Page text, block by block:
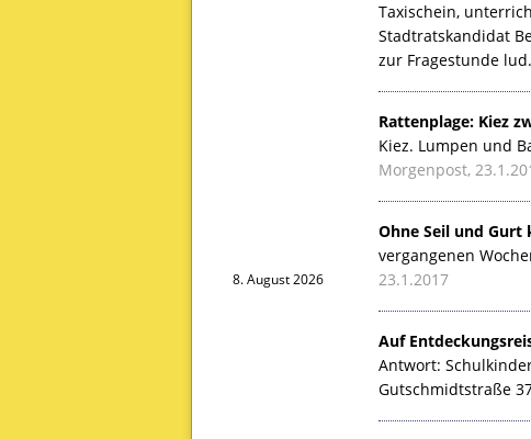
8. August 2026
Taxischein,
Stadtratskandidat
zur Fragestunde lud.
Rattenplage: Kiez
Kiez. Lumpen und
Morgenpost,
Ohne Seil und
vergangenen
23.1.2017
Auf
Antwort:
Gutschmidtstraße